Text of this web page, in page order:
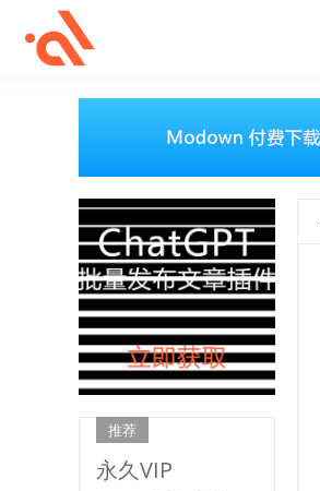
推荐
永久VIP